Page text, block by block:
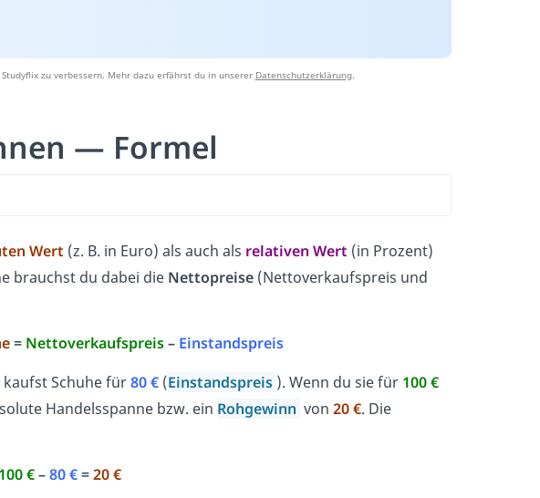
zu verbessern. Mehr dazu erfährst du in unserer Datenschutzerklärung.
— Formel
Wert (z. B. in Euro) als auch als relativen Wert (in Prozent)
brauchst du dabei die Nettopreise (Nettoverkaufspreis und
= Nettoverkaufspreis– Einstandspreis
Schuhe für80 € (Einstandspreis ). Wenn du sie für 100 €
Handelsspanne bzw. ein Rohgewinn von 20 €. Die
100 €–80 €=20 €